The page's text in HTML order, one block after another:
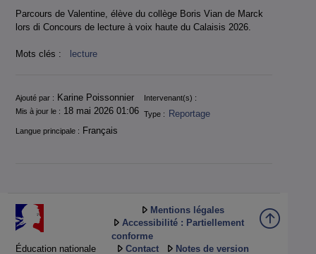
Parcours de Valentine, élève du collège Boris Vian de Marck
lors di Concours de lecture à voix haute du Calaisis 2026.
Mots clés : lecture
Informations
Ajouté par : Karine Poissonnier
Intervenant(s) :
Mis à jour le : 18 mai 2026 01:06 Type : Reportage
Langue principale : Français
Éducation nationale
Mentions légales
Accessibilité : Partiellement
conforme
Contact
Notes de version